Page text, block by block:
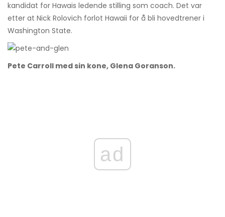
kandidat for Hawais ledende stilling som coach. Det var
etter at Nick Rolovich forlot Hawaii for å bli hovedtrener i
Washington State.
Pete Carroll med sin kone, Glena Goranson.
ad